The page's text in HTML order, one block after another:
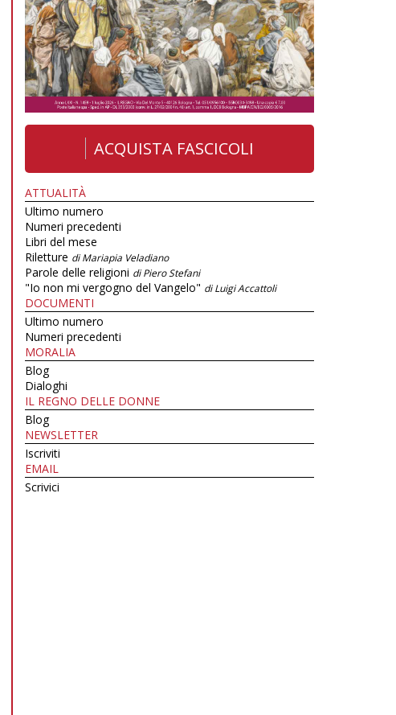
ACQUISTA FASCICOLI
ATTUALITÀ
Ultimo numero
Numeri precedenti
Libri del mese
Riletture di Mariapia Veladiano
Parole delle religioni di Piero Stefani
"Io non mi vergogno del Vangelo" di Luigi Accattoli
DOCUMENTI
Ultimo numero
Numeri precedenti
MORALIA
Blog
Dialoghi
IL REGNO DELLE DONNE
Blog
NEWSLETTER
Iscriviti
EMAIL
Scrivici